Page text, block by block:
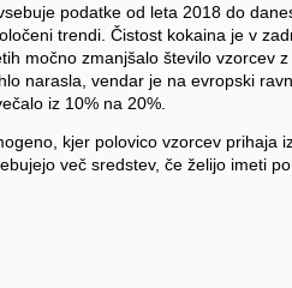
podatke od leta 2018 do
trendi. Čistost kokaina je v
močno zmanjšalo število vzorcev
narasla, vendar je na evropski
iz 10% na 20%.
kjer polovico vzorcev prihaja
več sredstev, če želijo imeti